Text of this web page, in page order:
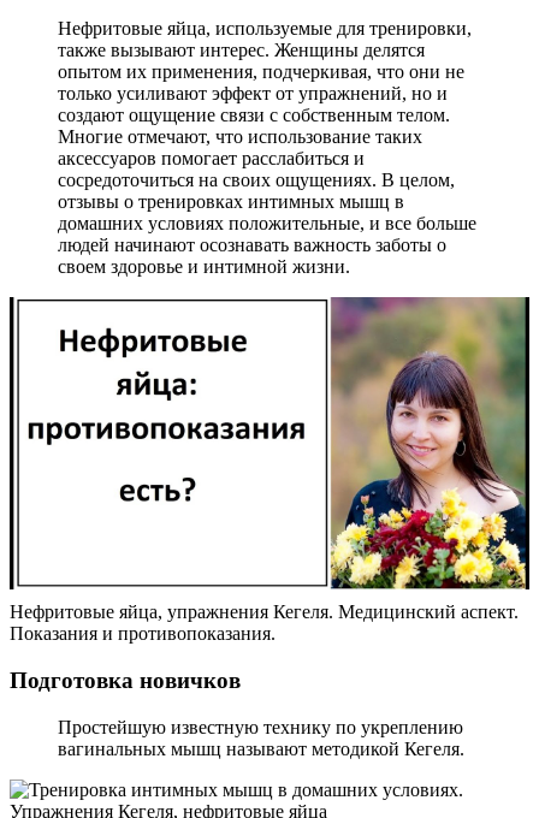
Нефритовые яйца, используемые для тренировки,
также вызывают интерес. Женщины делятся
опытом их применения, подчеркивая, что они не
только усиливают эффект от упражнений, но и
создают ощущение связи с собственным телом.
Многие отмечают, что использование таких
аксессуаров помогает расслабиться и
сосредоточиться на своих ощущениях. В целом,
отзывы о тренировках интимных мышц в
домашних условиях положительные, и все больше
людей начинают осознавать важность заботы о
своем здоровье и интимной жизни.
Нефритовые яйца, упражнения Кегеля. Медицинский аспект.
Показания и противопоказания.
Подготовка новичков
Простейшую известную технику по укреплению
вагинальных мышц называют методикой Кегеля.